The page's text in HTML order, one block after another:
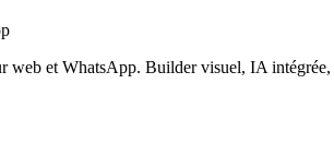
web et WhatsApp. Builder visuel, IA